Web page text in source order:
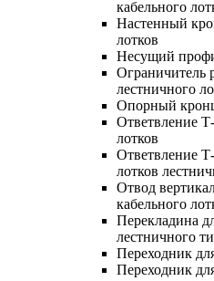
кабельного
Настенный
лотков
Несущий
Ограничитель
лестничного
Опорный
Ответвление
лотков
Ответвление
лотков
Отвод
кабельного
Перекладина
лестничного
Переходник
Переходник